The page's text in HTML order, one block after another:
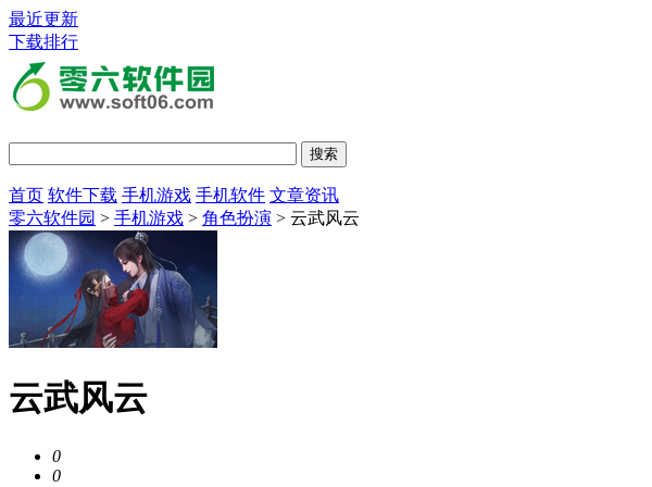
最近更新
下载排行
首页 软件下载 手机游戏 手机软件 文章资讯
零六软件园 > 手机游戏 > 角色扮演 > 云武风云
云武风云
0
0